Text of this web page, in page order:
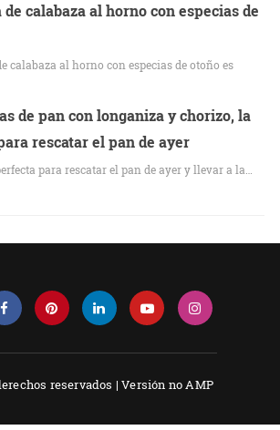
calabaza al horno con especias de
calabaza al horno con especias de otoño es
de pan con longaniza y chorizo, la
rescatar el pan de ayer
para rescatar el pan de ayer y llevar a la…
reservados |Versión no AMP